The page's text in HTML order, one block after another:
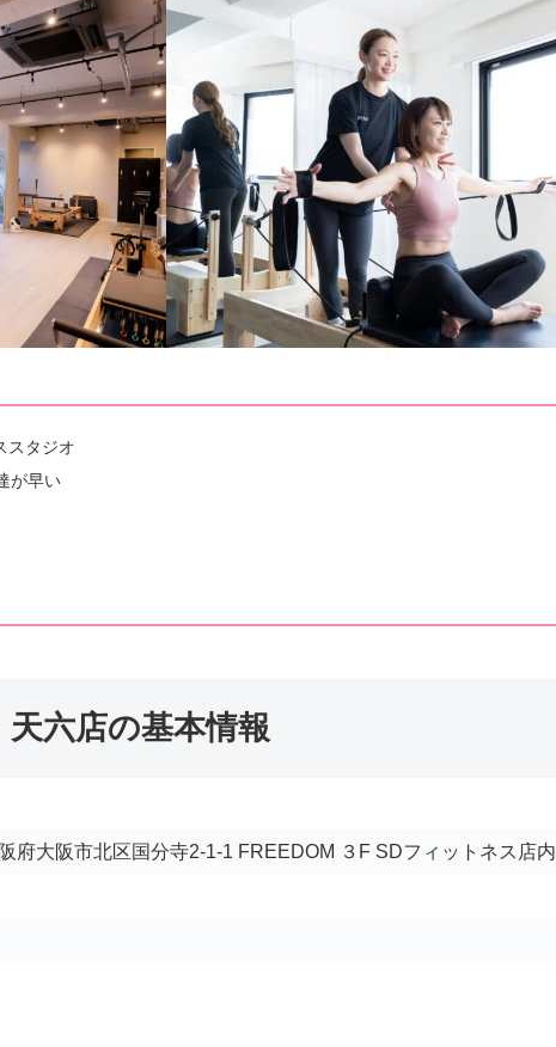
スタジオ
が早い
六店の基本情報
府大阪市北区国分寺2-1-1 FREEDOM ３F SDフィットネス店内